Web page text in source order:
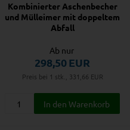
Kombinierter Aschenbecher
und Mülleimer mit doppeltem
Abfall
Ab nur
298,50EUR
Preis bei 1 stk., 331,66 EUR